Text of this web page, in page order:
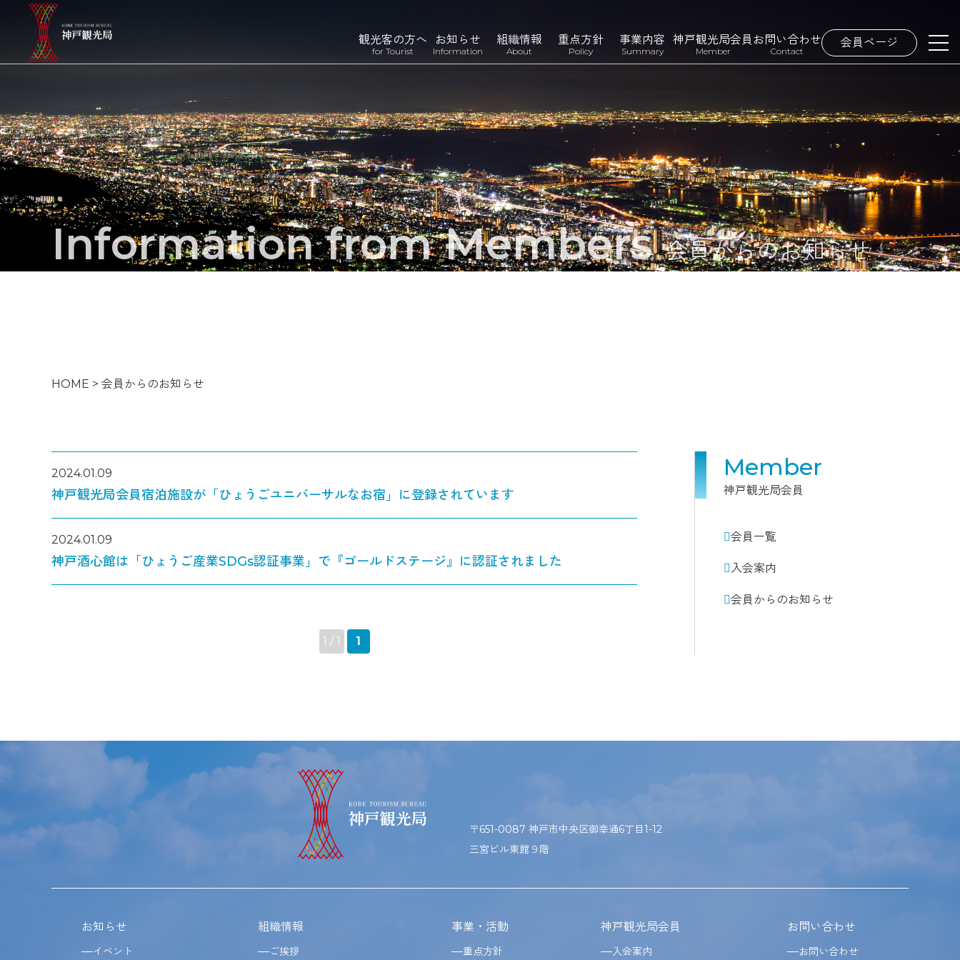
観光客の方へ
for Tourist
お知らせ
Information
組織情報
About
重点方針
Policy
事業内容
Summary
神戸観光局会員
Member
お問い合わせ
Contact
会員ページ
Information from Members会員からのお知らせ
HOME > 会員からのお知らせ
2024.01.09
神戸観光局会員宿泊施設が「ひょうごユニバーサルなお宿」に登録されています
2024.01.09
神戸酒心館は「ひょうご産業SDGs認証事業」で『ゴールドステージ』に認証されました
1 / 1 1
Member
神戸観光局会員
会員一覧
入会案内
会員からのお知らせ
〒651-0087 神戸市中央区御幸通6丁目1-12
三宮ビル東館９階
お知らせ
イベント
組織情報
ご挨拶
事業・活動
重点方針
神戸観光局会員
入会案内
お問い合わせ
お問い合わせ